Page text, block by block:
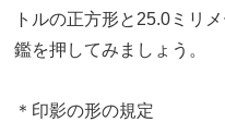
トルの正方形と25.0ミリ
鑑を押してみましょう。
＊印影の形の規定